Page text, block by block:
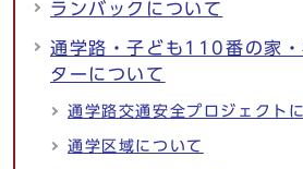
ランバックについて
通学路・子ども110番の家
ターについて
通学路交通安全プロジェクト
通学区域について